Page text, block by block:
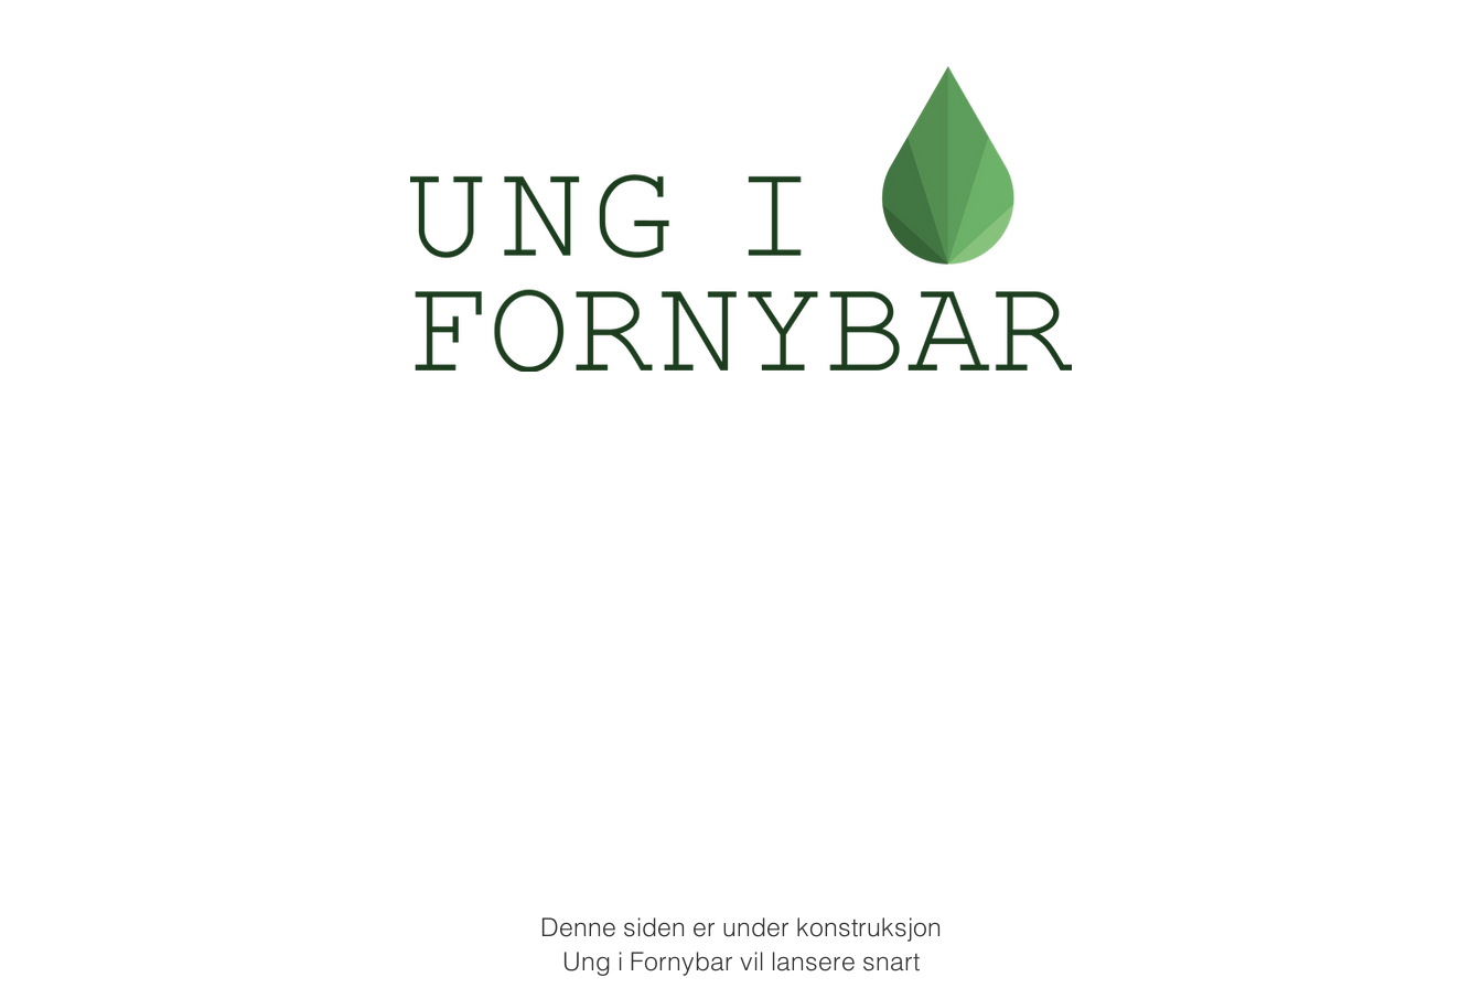
Denne siden er under konstruksjon
Ung i Fornybar vil lansere snart